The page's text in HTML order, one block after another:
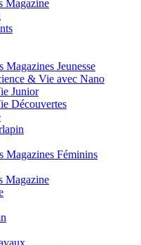
Magazine
Magazines Jeunesse
& Vie avec Nano
Junior
Découvertes
Magazines Féminins
Magazine